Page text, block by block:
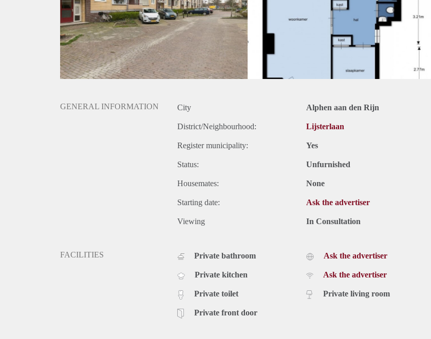
GENERAL INFORMATION City Alphen aan den Rijn
District/Neighbourhood: Lijsterlaan
Register municipality: Yes
Status: Unfurnished
Housemates: None
Starting date: Ask the advertiser
Viewing In Consultation
FACILITIES Private bathroom
Private kitchen
Private toilet
Private front door
Ask the advertiser
Ask the advertiser
Private living room